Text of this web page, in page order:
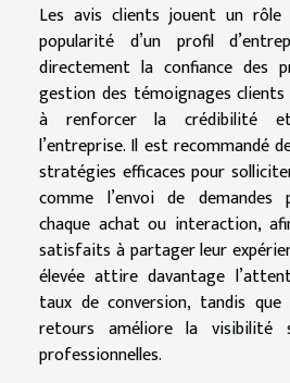
Les avis clients jouent un
popularité d’un profil
directement la confiance des
gestion des témoignages
à renforcer la crédibilité
l’entreprise. Il est recommandé
stratégies efficaces pour
comme l’envoi de demandes
chaque achat ou interaction,
satisfaits à partager leur
élevée attire davantage
taux de conversion, tandis
retours améliore la visibilité
professionnelles.